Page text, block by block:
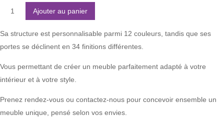
Ajouter au panier
Sa structure est personnalisable parmi 12 couleurs, tandis que ses
portes se déclinent en 34 finitions différentes.
Vous permettant de créer un meuble parfaitement adapté à votre
intérieur et à votre style.
Prenez rendez-vous ou contactez-nous pour concevoir ensemble un
meuble unique, pensé selon vos envies.